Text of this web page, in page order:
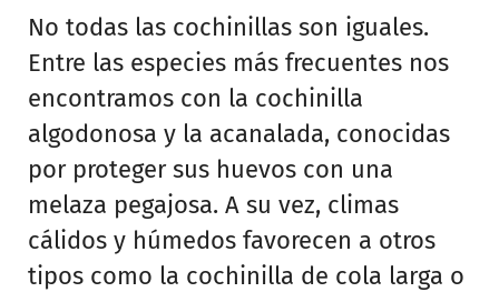
No todas las cochinillas son iguales.
Entre las especies más frecuentes nos
encontramos con la cochinilla
algodonosa y la acanalada, conocidas
por proteger sus huevos con una
melaza pegajosa. A su vez, climas
cálidos y húmedos favorecen a otros
tipos como la cochinilla de cola larga o